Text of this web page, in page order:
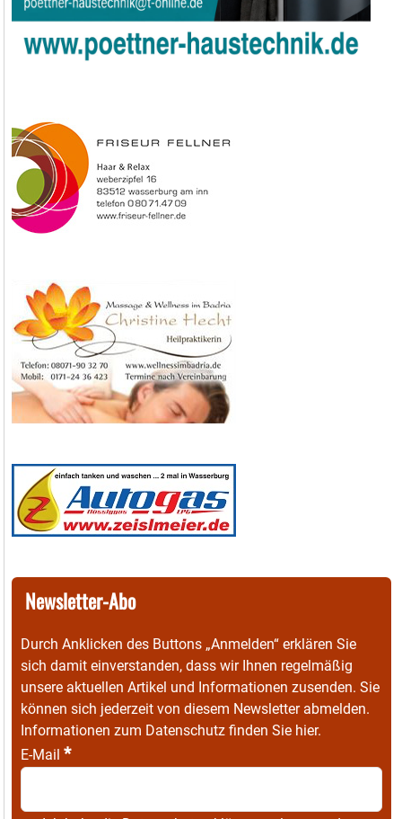
Newsletter-Abo
Durch Anklicken des Buttons „Anmelden“ erklären Sie
sich damit einverstanden, dass wir Ihnen regelmäßig
unsere aktuellen Artikel und Informationen zusenden. Sie
können sich jederzeit von diesem Newsletter abmelden.
Informationen zum Datenschutz finden Sie hier.
E-Mail *